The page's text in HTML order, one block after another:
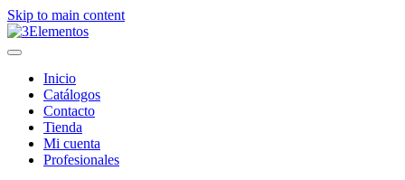
Skip to main content
Inicio
Catálogos
Contacto
Tienda
Mi cuenta
Profesionales